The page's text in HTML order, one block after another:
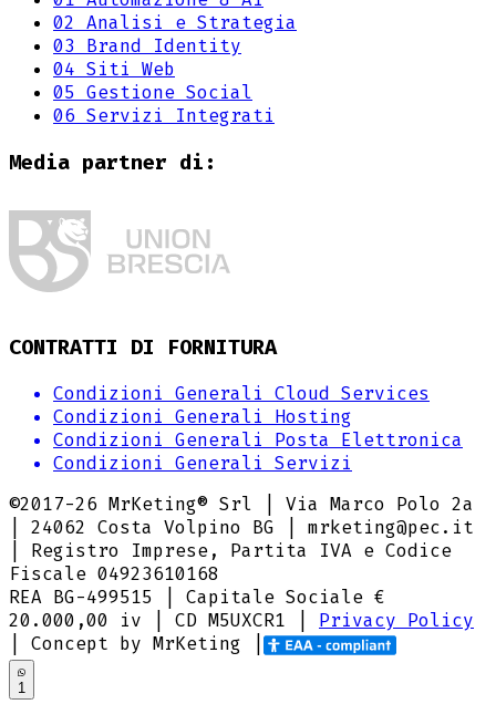
02 Analisi e Strategia
03 Brand Identity
04 Siti Web
05 Gestione Social
06 Servizi Integrati
Media partner di:
CONTRATTI DI FORNITURA
Condizioni Generali Cloud Services
Condizioni Generali Hosting
Condizioni Generali Posta Elettronica
Condizioni Generali Servizi
©2017-26 MrKeting® Srl | Via Marco Polo 2a
| 24062 Costa Volpino BG | mrketing@pec.it
| Registro Imprese, Partita IVA e Codice
Fiscale 04923610168
REA BG-499515 | Capitale Sociale €
20.000,00 iv |
CD M5UXCR1
Privacy Policy
| Concept by MrKeting |
1